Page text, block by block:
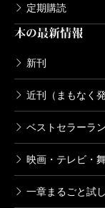
定期購読
本の最新情報
新刊
近刊（まもなく発
ベストセラーラ
映画・テレビ・
一章まるごと試